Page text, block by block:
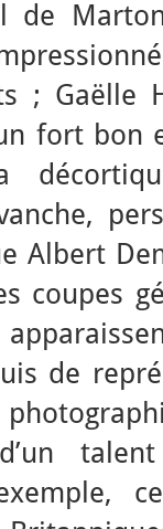
de
;
fort bon
Albert
coupes
de